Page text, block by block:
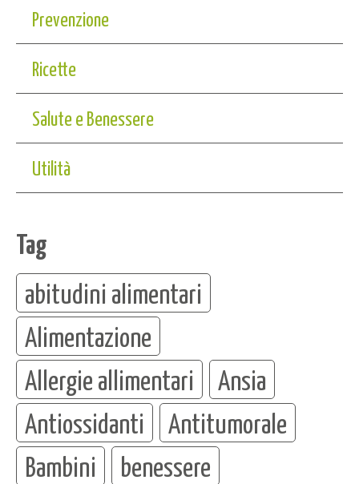
Prevenzione
Ricette
Salute e Benessere
Utilità
Tag
abitudini alimentari
Alimentazione
Allergie allimentari
Ansia
Antiossidanti
Antitumorale
Bambini
benessere